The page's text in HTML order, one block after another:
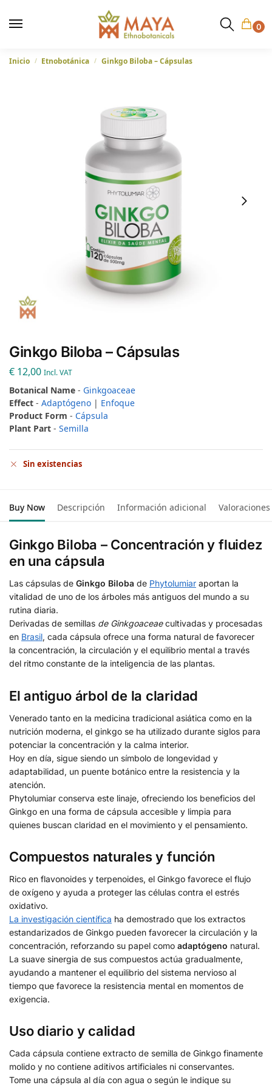
0
Inicio / Etnobotánica / Ginkgo Biloba – Cápsulas
Ginkgo Biloba – Cápsulas
€ 12,00 Incl. VAT
Botanical Name - Ginkgoaceae
Effect - Adaptógeno | Enfoque
Product Form - Cápsula
Plant Part - Semilla
Sin existencias
Buy Now Descripción Información adicional Valoraciones
Ginkgo Biloba – Concentración y fluidez
en una cápsula
Las cápsulas de Ginkgo Biloba de Phytolumiar aportan la
vitalidad de uno de los árboles más antiguos del mundo a su
rutina diaria.
Derivadas de semillas de Ginkgoaceaecultivadas y procesadas
en Brasil, cada cápsula ofrece una forma natural de favorecer
la concentración, la circulación y el equilibrio mental a través
del ritmo constante de la inteligencia de las plantas.
El antiguo árbol de la claridad
Venerado tanto en la medicina tradicional asiática como en la
nutrición moderna, el ginkgo se ha utilizado durante siglos para
potenciar la concentración y la calma interior.
Hoy en día, sigue siendo un símbolo de longevidad y
adaptabilidad, un puente botánico entre la resistencia y la
atención.
Phytolumiar conserva este linaje, ofreciendo los beneficios del
Ginkgo en una forma de cápsula accesible y limpia para
quienes buscan claridad en el movimiento y el pensamiento.
Compuestos naturales y función
Rico en flavonoides y terpenoides, el Ginkgo favorece el flujo
de oxígeno y ayuda a proteger las células contra el estrés
oxidativo.
La investigación científica ha demostrado que los extractos
estandarizados de Ginkgo pueden favorecer la circulación y la
concentración, reforzando su papel como adaptógeno natural.
La suave sinergia de sus compuestos actúa gradualmente,
ayudando a mantener el equilibrio del sistema nervioso al
tiempo que favorece la resistencia mental en momentos de
exigencia.
Uso diario y calidad
Cada cápsula contiene extracto de semilla de Ginkgo finamente
molido y no contiene aditivos artificiales ni conservantes.
Tome una cápsula al día con agua o según le indique su